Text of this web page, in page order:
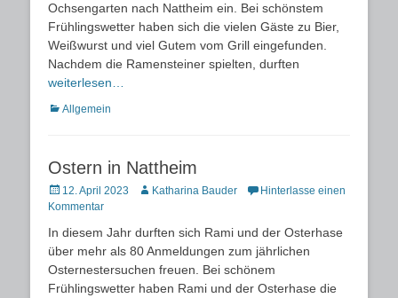
Ochsengarten nach Nattheim ein. Bei schönstem
Frühlingswetter haben sich die vielen Gäste zu Bier,
Weißwurst und viel Gutem vom Grill eingefunden.
Nachdem die Ramensteiner spielten, durften
weiterlesen…
Kategorien
Allgemein
Ostern in Nattheim
Posted
on
12. April 2023 AutorKatharina Bauder
Hinterlasse einen
Kommentar
In diesem Jahr durften sich Rami und der Osterhase
über mehr als 80 Anmeldungen zum jährlichen
Osternestersuchen freuen. Bei schönem
Frühlingswetter haben Rami und der Osterhase die